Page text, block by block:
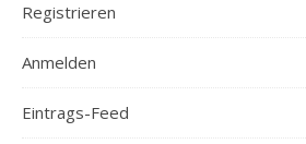
Registrieren
Anmelden
Eintrags-Feed